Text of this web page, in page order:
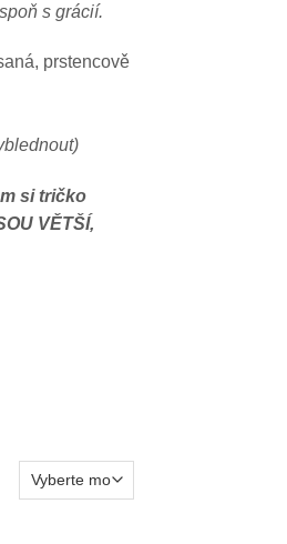
s grácií.
prstencově
si tričko
VĚTŠÍ,
(modré) množství